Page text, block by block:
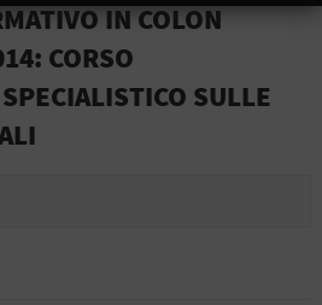
IN COLON
CORSO
SULLE